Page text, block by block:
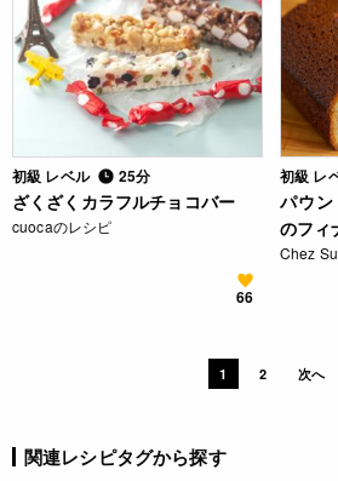
初級 レベル 25分
ざくざくカラフルチョコバー
cuocaのレシピ
66
初級 レ
パウ
のフィ
Chez
1 2 次へ
関連レシピタグから探す